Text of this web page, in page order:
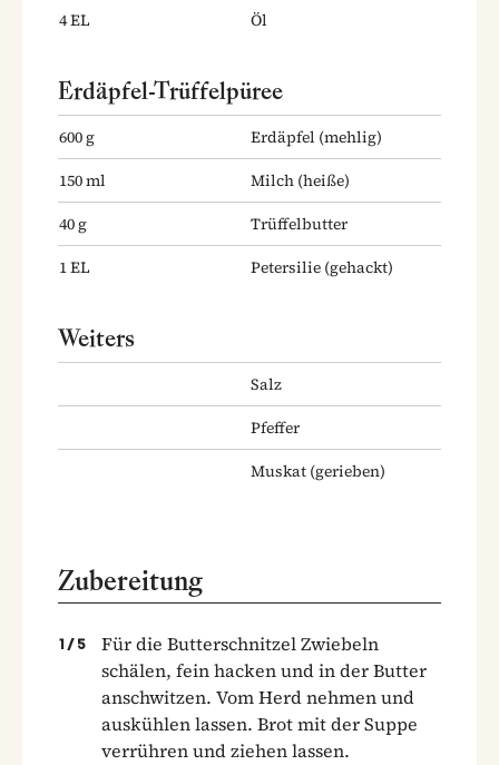
4EL Öl
Erdäpfel-Trüffelpüree
600g Erdäpfel (mehlig)
150ml Milch (heiße)
40g
Trüffelbutter
1EL Petersilie (gehackt)
Weiters
Salz
Pfeffer
Muskat (gerieben)
Zubereitung
1 / 5
Für die Butterschnitzel Zwiebeln
schälen, fein hacken und in der Butter
anschwitzen. Vom Herd nehmen und
auskühlen lassen. Brot mit der Suppe
verrühren und ziehen lassen.